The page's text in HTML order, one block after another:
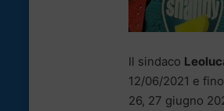
Il sindaco
12/06/2021 e
26, 27 giugno